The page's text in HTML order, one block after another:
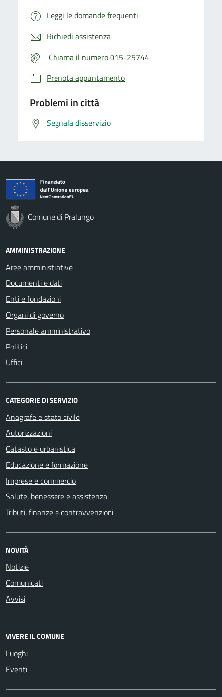
Leggi le domande frequenti
Richiedi assistenza
Chiama il numero 015-25744
Prenota appuntamento
Problemi in città
Segnala disservizio
Comune di Pralungo
AMMINISTRAZIONE
Aree amministrative
Documenti e dati
Enti e fondazioni
Organi di governo
Personale amministrativo
Politici
Uffici
CATEGORIE DI SERVIZIO
Anagrafe e stato civile
Autorizzazioni
Catasto e urbanistica
Educazione e formazione
Imprese e commercio
Salute, benessere e assistenza
Tributi, finanze e contravvenzioni
NOVITÀ
Notizie
Comunicati
Avvisi
VIVERE IL COMUNE
Luoghi
Eventi